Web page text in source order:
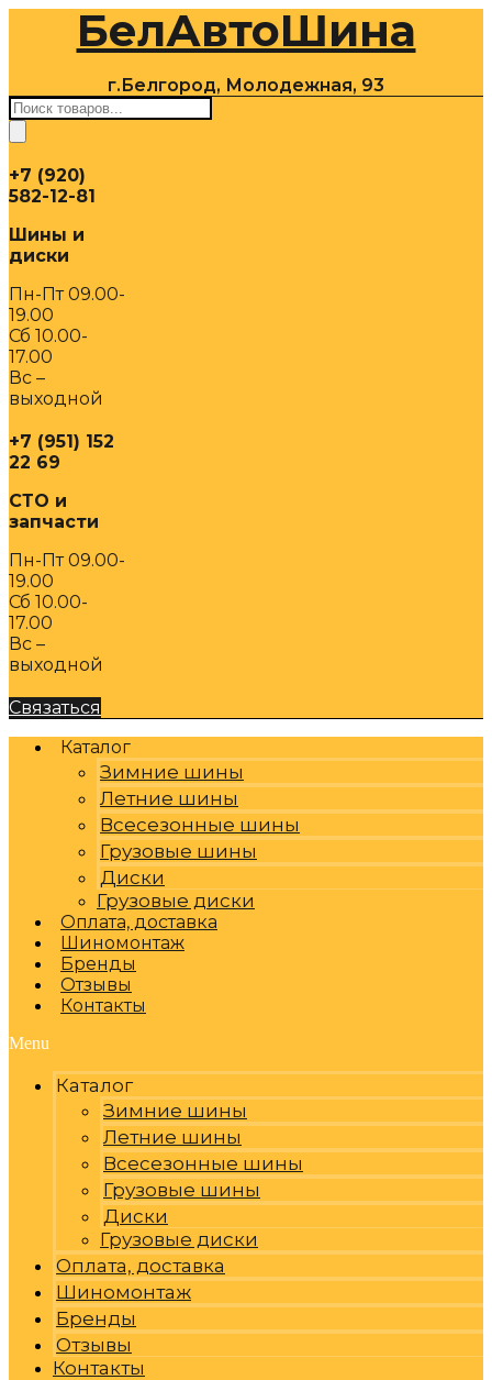
содержимомуБелАвтоШина
г.Белгород, Молодежная, 93
Поиск
товаров
+7 (920)
582-12-81
Шины и
диски
Пн-Пт 09.00-
19.00
Сб 10.00-
17.00
Вс –
выходной
+7 (951) 152
22 69
СТО и
запчасти
Пн-Пт 09.00-
19.00
Сб 10.00-
17.00
Вс –
выходной
Связаться
Каталог
Зимние шины
Летние шины
Всесезонные шины
Грузовые шины
Диски
Грузовые диски
Оплата, доставка
Шиномонтаж
Бренды
Отзывы
Контакты
Menu
Каталог
Зимние шины
Летние шины
Всесезонные шины
Грузовые шины
Диски
Грузовые диски
Оплата, доставка
Шиномонтаж
Бренды
Отзывы
Контакты